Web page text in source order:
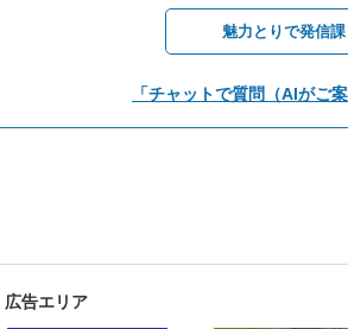
魅力とりで発信
「チャットで質問（AIがご案
広告エリア